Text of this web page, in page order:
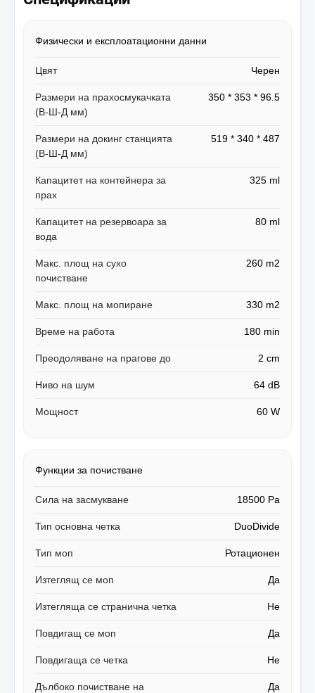
Физически и експлоатационни данни
Цвят Черен
Размери на прахосмукачката
(В-Ш-Д мм)
350 * 353 * 96.5
Размери на докинг станцията
(В-Ш-Д мм)
519 * 340 * 487
Капацитет на контейнера за
прах
325 ml
Капацитет на резервоара за
вода
80 ml
Макс. площ на сухо
почистване
260 m2
Макс. площ на мопиране 330 m2
Време на работа 180 min
Преодоляване на прагове до 2 cm
Ниво на шум 64 dB
Мощност 60 W
Функции за почистване
Сила на засмукване 18500 Pa
Тип основна четка DuoDivide
Тип моп Ротационен
Изтеглящ се моп Да
Изтегляща се странична четка Не
Повдигащ се моп Да
Повдигаща се четка Не
Дълбоко почистване на
Да